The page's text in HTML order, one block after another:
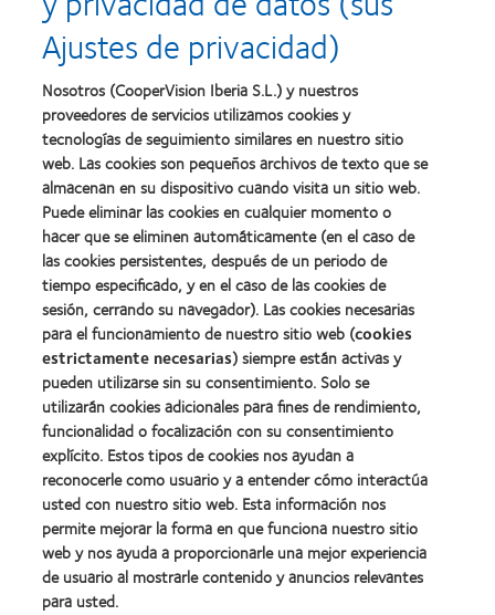
liderazgo
a
mejor
(2011)
a
salud
Learn
about
2012:
Premio
Manufacturing
Leadership
100
(ML
100)
(2012)
Learn
more
about
2012
Premio
internacional
REBRAND
100®
(2012)
Learn
more
about
Premio
de
la
Industria
de
la
BCLA
Nuestros productos
Encuentre su lente
Tecnología para lentes de contacto
Lentes de contacto y visión
Ajustes de privacidad)
Nosotros (CooperVision Iberia S.L.) y nuestros
proveedores de servicios utilizamos cookies y
tecnologías de seguimiento similares en nuestro sitio
web. Las cookies son pequeños archivos de texto que se
almacenan en su dispositivo cuando visita un sitio web.
Puede eliminar las cookies en cualquier momento o
hacer que se eliminen automáticamente (en el caso de
las cookies persistentes, después de un periodo de
tiempo especificado, y en el caso de las cookies de
sesión, cerrando su navegador). Las cookies necesarias
para el funcionamiento de nuestro sitio web (cookies
estrictamente necesarias) siempre están activas y
pueden utilizarse sin su consentimiento. Solo se
utilizarán cookies adicionales para fines de rendimiento,
funcionalidad o focalización con su consentimiento
explícito. Estos tipos de cookies nos ayudan a
reconocerle como usuario y a entender cómo interactúa
usted con nuestro sitio web. Esta información nos
permite mejorar la forma en que funciona nuestro sitio
web y nos ayuda a proporcionarle una mejor experiencia
de usuario al mostrarle contenido y anuncios relevantes
para usted.